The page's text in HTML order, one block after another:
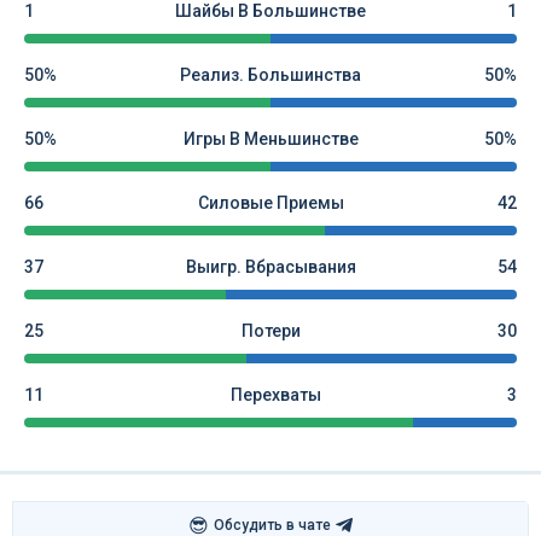
1 Шайбы В Большинстве 1
50% Реализ. Большинства 50%
50% Игры В Меньшинстве 50%
66 Силовые Приемы 42
37 Выигр. Вбрасывания 54
25 Потери 30
11 Перехваты 3
😎 Обсудить в чате